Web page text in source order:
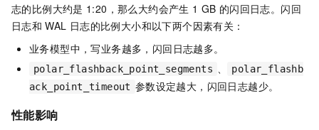
志的比例大约是 1:20，那么大约会产生 1 GB 的闪回日志。闪回
日志和 WAL 日志的比例大小和以下两个因素有关：
业务模型中，写业务越多，闪回日志越多。
polar_flashback_point_segments
polar_flashb
ack_point_timeout 参数设定越大，闪回日志越少。
性能影响